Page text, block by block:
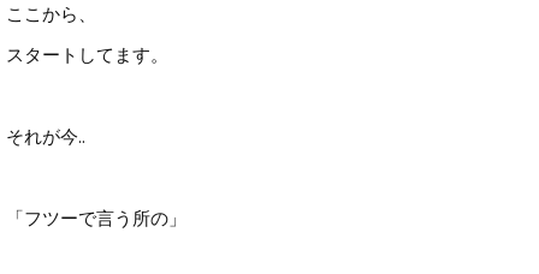
ここから、
スタートしてます。
それが今..
「フツーで言う所の」